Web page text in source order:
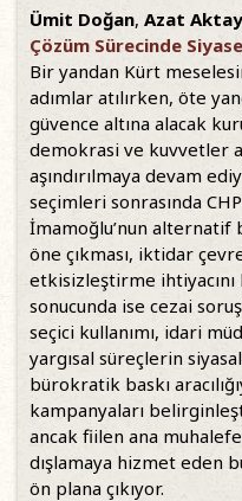
Ümit Doğan, Azat Aktay
Çözüm Sürecinde
Bir yandan Kürt
adımlar atılırken, öte
güvence altına alacak
demokrasi ve kuvvetler
aşındırılmaya devam
seçimleri sonrasında
İmamoğlu’nun alternatif
öne çıkması, iktidar
etkisizleştirme
sonucunda ise cezai
seçici kullanımı, idari
yargısal süreçlerin
bürokratik baskı
kampanyaları
ancak fiilen ana
dışlamaya hizmet eden
ön plana çıkıyor.